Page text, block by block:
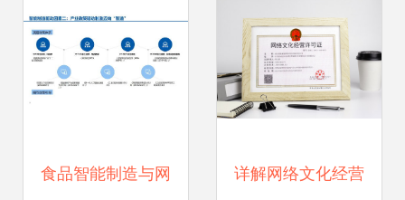
络
食品智能制造与网 详解网络文化经营